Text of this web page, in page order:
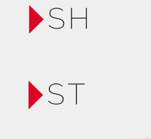
SH
ST